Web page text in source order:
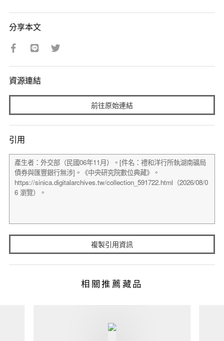
分享本文
資源連結
前往原始連結
引用
複製引用資訊
相關推薦藏品